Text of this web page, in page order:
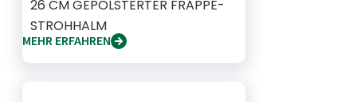
26 CM GEPOLSTERTER FRAPPÉ-
STROHHALM
MEHR ERFAHREN